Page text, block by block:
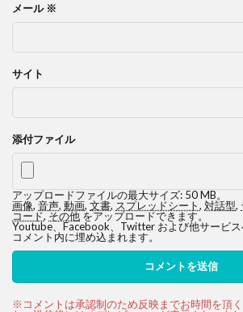
メール ※
サイト
添付ファイル
アップロードファイルの最大サイズ: 50 MB。
画像, 音声, 動画, 文書, スプレッドシート, 対話型,
コード,その他をアップロードできます。
Youtube、Facebook、Twitter および他サービ
コメント内に埋め込まれます。